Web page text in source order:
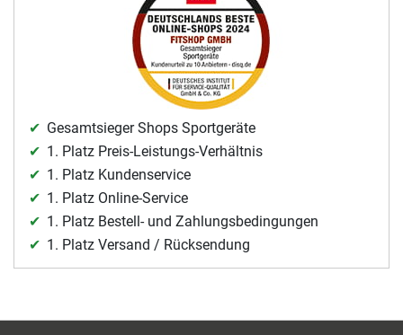
Gesamtsieger Shops Sportgeräte
1. Platz Preis-Leistungs-Verhältnis
1. Platz Kundenservice
1. Platz Online-Service
1. Platz Bestell- und Zahlungsbedingungen
1. Platz Versand / Rücksendung